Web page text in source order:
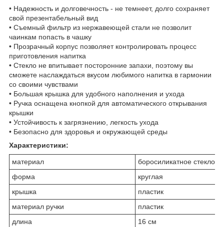
• Надежность и долговечность - не темнеет, долго сохраняет
свой презентабельный вид
• Съемный фильтр из нержавеющей стали не позволит
чаинкам попасть в чашку
• Прозрачный корпус позволяет контролировать процесс
приготовления напитка
• Cтекло не впитывает посторонние запахи, поэтому вы
сможете наслаждаться вкусом любимого напитка в гармонии
со своими чувствами
• Большая крышка для удобного наполнения и ухода
• Ручка оснащена кнопкой для автоматического открывания
крышки
• Устойчивость к загрязнению, легкость ухода
• Безопасно для здоровья и окружающей среды
Характеристики:
материал
боросиликатное стекло
форма
круглая
крышка
пластик
материал ручки
пластик
длина
16 см